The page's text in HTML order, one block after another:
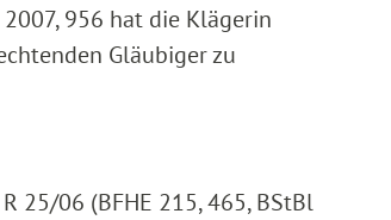
956 hat die Klägerin
Gläubiger zu
25/06 (BFHE 215, 465, BStBl